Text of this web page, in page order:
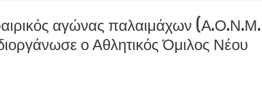
ΓΙΑ ΜΑΙΟ ΚΑΙ ΙΟΥΝΙΟ 2024
στην Ομβριακή Δομοκού την 1η Δεκέμβρη 1942
αγώνας παλαιμάχων (Α.Ο.Ν.Μ.
ο Αθλητικός Όμιλος Νέου